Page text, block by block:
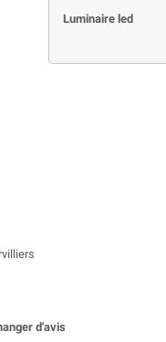
Luminaire led
d'avis